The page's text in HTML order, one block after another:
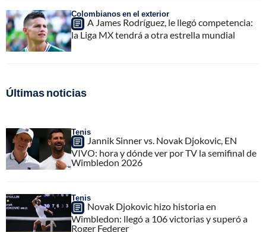
Colombianos en el exterior
A James Rodríguez, le llegó competencia:
la Liga MX tendrá a otra estrella mundial
Últimas noticias
Tenis
Jannik Sinner vs. Novak Djokovic, EN
VIVO: hora y dónde ver por TV la semifinal de
Wimbledon 2026
Tenis
Novak Djokovic hizo historia en
Wimbledon: llegó a 106 victorias y superó a
Roger Federer